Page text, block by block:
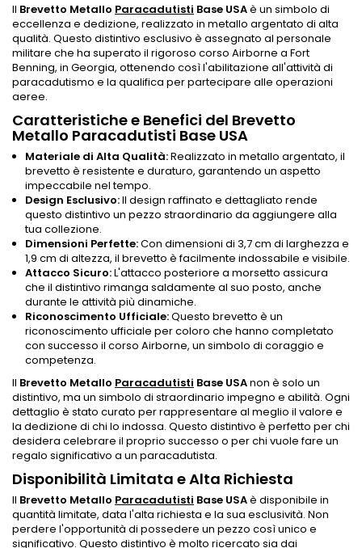
Il Brevetto Metallo Paracadutisti Base USAè un simbolo di
eccellenza e dedizione, realizzato in metallo argentato di alta
qualità. Questo distintivo esclusivo è assegnato al personale
militare che ha superato il rigoroso corso Airborne a Fort
Benning, in Georgia, ottenendo così l'abilitazione all'attività di
paracadutismo e la qualifica per partecipare alle operazioni
aeree.
Caratteristiche e Benefici del Brevetto
Metallo Paracadutisti Base USA
Materiale di Alta Qualità:Realizzato in metallo argentato, il
brevetto è resistente e duraturo, garantendo un aspetto
impeccabile nel tempo.
Design Esclusivo:Il design raffinato e dettagliato rende
questo distintivo un pezzo straordinario da aggiungere alla
tua collezione.
Dimensioni Perfette:Con dimensioni di 3,7 cm di larghezza e
1,9 cm di altezza, il brevetto è facilmente indossabile e visibile.
Attacco Sicuro:L'attacco posteriore a morsetto assicura
che il distintivo rimanga saldamente al suo posto, anche
durante le attività più dinamiche.
Riconoscimento Ufficiale:Questo brevetto è un
riconoscimento ufficiale per coloro che hanno completato
con successo il corso Airborne, un simbolo di coraggio e
competenza.
Il Brevetto Metallo Paracadutisti Base USAnon è solo un
distintivo, ma un simbolo di straordinario impegno e abilità. Ogni
dettaglio è stato curato per rappresentare al meglio il valore e
la dedizione di chi lo indossa. Questo distintivo è perfetto per chi
desidera celebrare il proprio successo o per chi vuole fare un
regalo significativo a un paracadutista.
Disponibilità Limitata e Alta Richiesta
Il Brevetto Metallo Paracadutisti Base USAè disponibile in
quantità limitate, data l'alta richiesta e la sua esclusività. Non
perdere l'opportunità di possedere un pezzo così unico e
significativo. Questo distintivo è molto ricercato sia dai